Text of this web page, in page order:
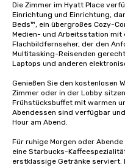
Die Zimmer im Hyatt Place
Einrichtung und Einrichtung,
Beds™, ein übergroßes Cozy-
Medien- und Arbeitsstation mit
Flachbildfernseher, der den
Multitasking-Reisenden
Laptops und anderen
Genießen Sie den kostenlosen
Zimmer oder in der Lobby
Frühstücksbuffet mit warmen
Abendessen sind verfügbar
Hour am Abend.
Für ruhige Morgen oder
eine Starbucks-
erstklassige Getränke serviert.